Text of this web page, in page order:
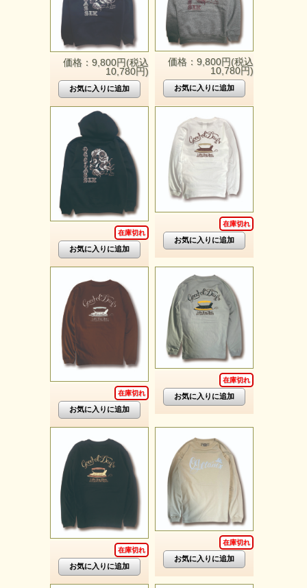
価格：9,800円(税込
10,780円)
価格：9,800円(税込
10,780円)
在庫切れ
在庫切れ
在庫切れ
在庫切れ
在庫切れ
在庫切れ